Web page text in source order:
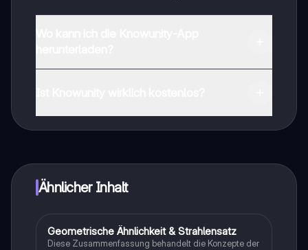
Ähnlicher Inhalt
Mathe
Geometrische Ähnlichkeit & Strahlensatz
Diese Zusammenfassung behandelt die Konzepte der